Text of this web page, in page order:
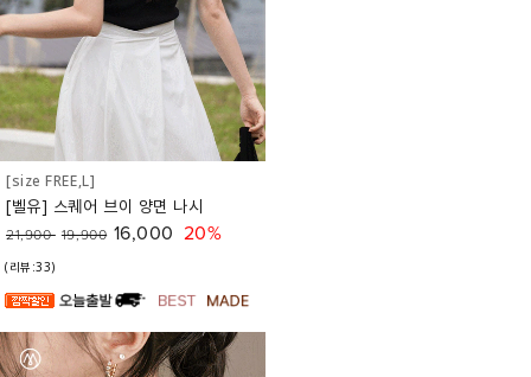
[size FREE,L]
[벨유] 스퀘어 브이 양면 나시
21,900 19,900 16,000 20%
(리뷰:33)